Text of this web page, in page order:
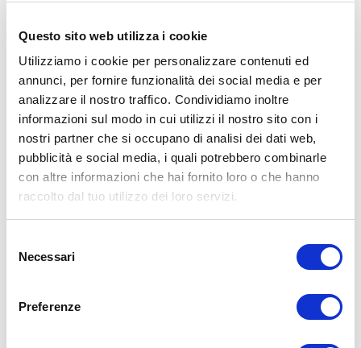
Questo sito web utilizza i cookie
Utilizziamo i cookie per personalizzare contenuti ed
annunci, per fornire funzionalità dei social media e per
analizzare il nostro traffico. Condividiamo inoltre
informazioni sul modo in cui utilizzi il nostro sito con i
nostri partner che si occupano di analisi dei dati web,
pubblicità e social media, i quali potrebbero combinarle
con altre informazioni che hai fornito loro o che hanno
raccolto dal tuo utilizzo dei loro servizi.
delNecessari
Preferenze